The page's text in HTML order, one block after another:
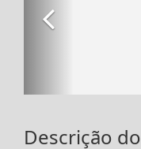
Descrição do